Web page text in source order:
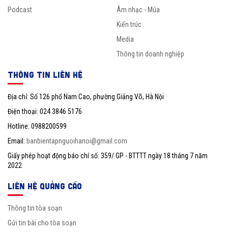
Podcast
Âm nhạc - Múa
Kiến trúc
Media
Thông tin doanh nghiệp
THÔNG TIN LIÊN HỆ
Địa chỉ: Số 126 phố Nam Cao, phường Giảng Võ, Hà Nội
Điện thoại: 024 3846 5176
Hotline: 0988200599
Email: banbientapnguoihanoi@gmail.com
Giấy phép hoạt động báo chí số: 359/ GP - BTTTT ngày 18 tháng 7 năm
2022
LIÊN HỆ QUẢNG CÁO
Thông tin tòa soạn
Gửi tin bài cho tòa soạn